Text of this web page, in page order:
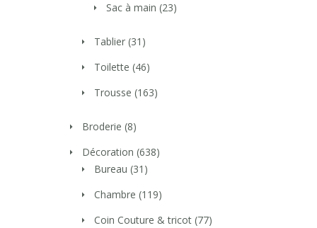
Sac à main (23)
Tablier (31)
Toilette (46)
Trousse (163)
Broderie (8)
Décoration (638)
Bureau (31)
Chambre (119)
Coin Couture & tricot (77)